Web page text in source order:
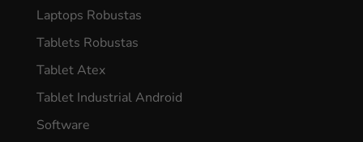
Laptops Robustas
Tablets Robustas
Tablet Atex
Tablet Industrial Android
Software